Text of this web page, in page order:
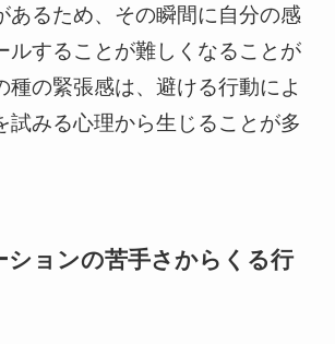
あるため、その瞬間に自分の感
ルすることが難しくなることが
種の緊張感は、避ける行動によ
試みる心理から生じることが多
ションの苦手さからくる行